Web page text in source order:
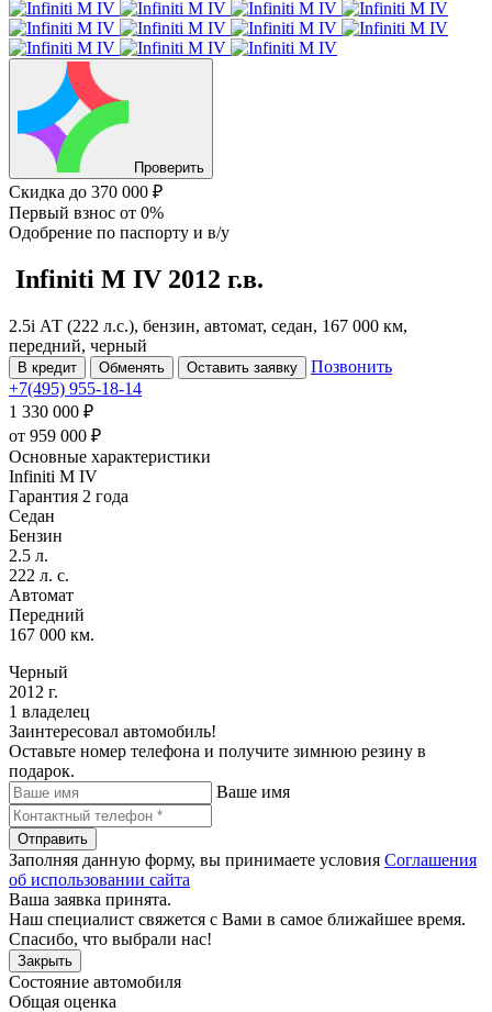
Проверить
Скидка до 370 000 ₽
Первый взнос от 0%
Одобрение по паспорту и в/у
Infiniti M IV 2012 г.в.
2.5i АТ (222 л.с.), бензин, автомат, седан, 167 000 км,
передний, черный
В кредит Обменять Оставить заявку
Позвонить
+7(495) 955-18-14
1 330 000 ₽
от 959 000 ₽
Основные характеристики
Infiniti M IV
Гарантия 2 года
Седан
Бензин
2.5 л.
222 л. с.
Автомат
Передний
167 000 км.
Черный
2012 г.
1 владелец
Заинтересовал автомобиль!
Оставьте номер телефона и получите зимнюю резину в
подарок.
Ваше имя
Отправить
Заполняя данную форму, вы принимаете условия Соглашения
об использовании сайта
Ваша заявка принята.
Наш специалист свяжется с Вами в самое ближайшее время.
Спасибо, что выбрали нас!
Закрыть
Состояние автомобиля
Общая оценка